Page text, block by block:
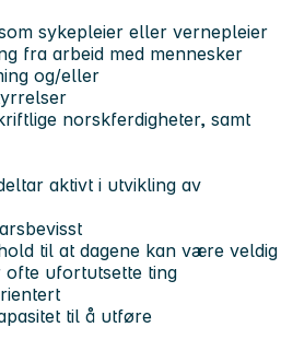
sykepleier eller vernepleier
fra arbeid med mennesker
og/eller
norskferdigheter, samt
aktivt i utvikling av
til at dagene kan være veldig
ofte ufortutsette ting
til å utføre